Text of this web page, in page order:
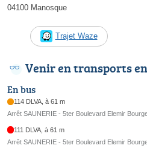
04100 Manosque
Trajet Waze
Venir en transports
En bus
114 DLVA, à 61 m
Arrêt SAUNERIE - 5ter Boulevard Elemir
111 DLVA, à 61 m
Arrêt SAUNERIE - 5ter Boulevard Elemir